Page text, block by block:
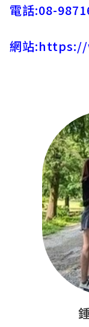
電話:08-
網站:https://